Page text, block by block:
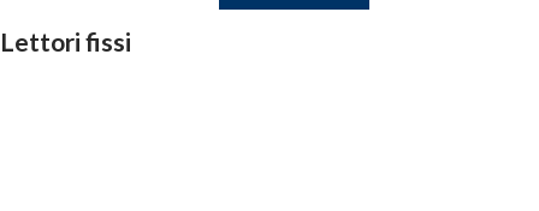
Lettori fissi